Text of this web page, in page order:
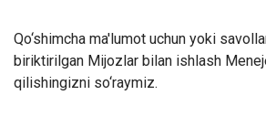
Qo‘shimcha ma'lumot uchun yoki
biriktirilgan Mijozlar bilan ishlash
qilishingizni so‘raymiz.